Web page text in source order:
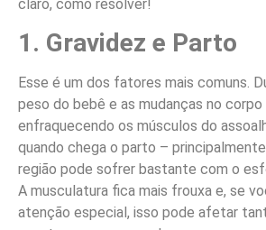
claro, como resolver!
1. Gravidez e Parto
Esse é um dos fatores mais comuns.
peso do bebê e as mudanças no corpo
enfraquecendo os músculos do
quando chega o parto –
região pode sofrer bastante com o
A musculatura fica mais frouxa e, se
atenção especial, isso pode afetar